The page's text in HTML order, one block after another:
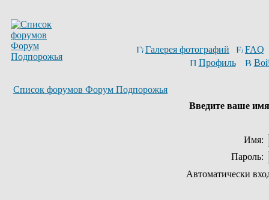
Галерея фотографий
FAQ
Профиль
Список форумов Форум Подпорожья
Введите ваше
Имя:
Пароль:
Автоматически